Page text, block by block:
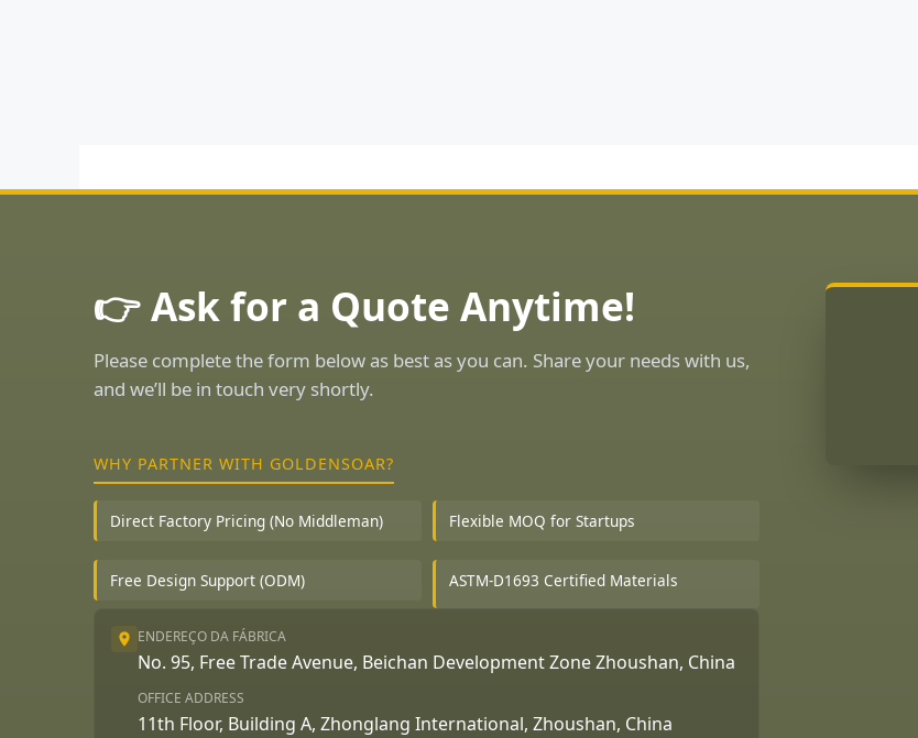
👉 Ask for a Quote Anytime!
Please complete the form below as best as you can. Share your needs with us,
and we’ll be in touch very shortly.
WHY PARTNER WITH GOLDENSOAR?
Direct Factory Pricing (No Middleman) Flexible MOQ for Startups
Free Design Support (ODM) ASTM-D1693 Certified Materials
ENDEREÇO DA FÁBRICA
No. 95, Free Trade Avenue, Beichan Development Zone Zhoushan, China
OFFICE ADDRESS
11th Floor, Building A, Zhonglang International, Zhoushan, China